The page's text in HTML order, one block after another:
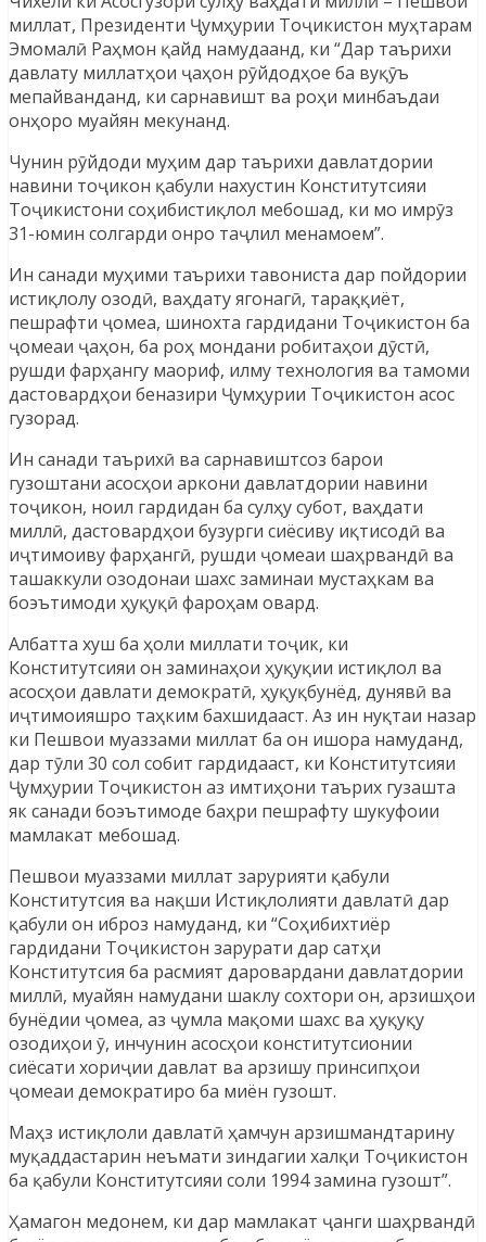
миллат, Президенти Ҷумҳурии Тоҷикистон муҳтарам
Эмомалӣ Раҳмон қайд намудаанд, ки “Дар таърихи
давлату миллатҳои ҷаҳон рӯйдодҳое ба вуқӯъ
мепайванданд, ки сарнавишт ва роҳи минбаъдаи
онҳоро муайян мекунанд.
Чунин рӯйдоди муҳим дар таърихи давлатдории
навини тоҷикон қабули нахустин Конститутсияи
Тоҷикистони соҳибистиқлол мебошад, ки мо имрӯз
31-юмин солгарди онро таҷлил менамоем”.
Ин санади муҳими таърихи тавониста дар пойдории
истиқлолу озодӣ, ваҳдату ягонагӣ, тараққиёт,
пешрафти ҷомеа, шинохта гардидани Тоҷикистон ба
ҷомеаи ҷаҳон, ба роҳ мондани робитаҳои дӯстӣ,
рушди фарҳангу маориф, илму технология ва тамоми
дастовардҳои беназири Ҷумҳурии Тоҷикистон асос
гузорад.
Ин санади таърихӣ ва сарнавиштсоз барои
гузоштани асосҳои аркони давлатдории навини
тоҷикон, ноил гардидан ба сулҳу субот, ваҳдати
миллӣ, дастовардҳои бузурги сиёсиву иқтисодӣ ва
иҷтимоиву фарҳангӣ, рушди ҷомеаи шаҳрвандӣ ва
ташаккули озодонаи шахс заминаи мустаҳкам ва
боэътимоди ҳуқуқӣ фароҳам овард.
Албатта хуш ба ҳоли миллати тоҷик, ки
Конститутсияи он заминаҳои ҳуқуқии истиқлол ва
асосҳои давлати демократӣ, ҳуқуқбунёд, дунявӣ ва
иҷтимоияшро таҳким бахшидааст. Аз ин нуқтаи назар
ки Пешвои муаззами миллат ба он ишора намуданд,
дар тӯли 30 сол собит гардидааст, ки Конститутсияи
Ҷумҳурии Тоҷикистон аз имтиҳони таърих гузашта
як санади боэътимоде баҳри пешрафту шукуфоии
мамлакат мебошад.
Пешвои муаззами миллат зарурияти қабули
Конститутсия ва нақши Истиқлолияти давлатӣ дар
қабули он иброз намуданд, ки “Соҳибихтиёр
гардидани Тоҷикистон зарурати дар сатҳи
Конститутсия ба расмият даровардани давлатдории
миллӣ, муайян намудани шаклу сохтори он, арзишҳои
бунёдии ҷомеа, аз ҷумла мақоми шахс ва ҳуқуқу
озодиҳои ӯ, инчунин асосҳои конститутсионии
сиёсати хориҷии давлат ва арзишу принсипҳои
ҷомеаи демократиро ба миён гузошт.
Маҳз истиқлоли давлатӣ ҳамчун арзишмандтарину
муқаддастарин неъмати зиндагии халқи Тоҷикистон
ба қабули Конститутсияи соли 1994 замина гузошт”.
Ҳамагон медонем, ки дар мамлакат ҷанги шаҳрвандӣ